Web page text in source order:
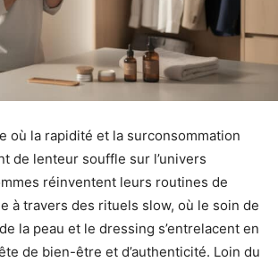
où la rapidité et la surconsommation
de lenteur souffle sur l’univers
réinventent leurs routines de
à travers des rituels slow, où le soin de
la peau et le dressing s’entrelacent en
de bien-être et d’authenticité. Loin du